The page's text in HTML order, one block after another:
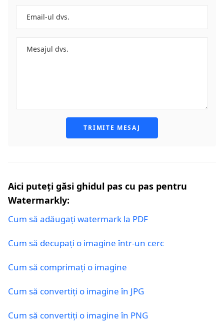
TRIMITE MESAJ
Aici puteți găsi ghidul pas cu pas pentru
Watermarkly:
Cum să adăugați watermark la PDF
Cum să decupați o imagine într-un cerc
Cum să comprimați o imagine
Cum să convertiți o imagine în JPG
Cum să convertiți o imagine în PNG